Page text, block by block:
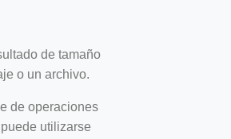
de tamaño
o un archivo.
de operaciones
utilizarse